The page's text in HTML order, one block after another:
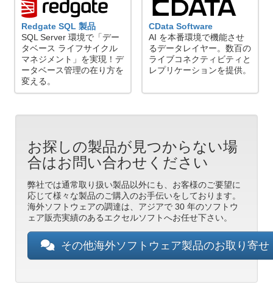
Redgate SQL 製品
SQL Server 環境で「デー
タベース ライフサイクル
マネジメント」を実現！デ
ータベース管理の在り方を
変える。
CData Software
AI を本番環境で機能させ
るデータレイヤー。数百の
ライブコネクティビティと
レプリケーションを提供。
お探しの製品が見つからない場
合はお問い合わせください
弊社では通常取り扱い製品以外にも、お客様のご要望に
応じて様々な製品のご購入のお手伝いをしております。
海外ソフトウェアの調達は、アジアで 30 年のソフトウ
ェア販売実績のあるエクセルソフトへお任せ下さい。
その他海外ソフトウェア製品のお取り寄